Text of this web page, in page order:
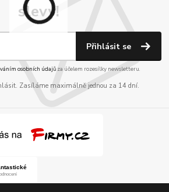
slevy!
Přihlásit se
osobních údajůza účelem rozesílky newsletteru.
Zasíláme maximálně jednou za 14 dní.